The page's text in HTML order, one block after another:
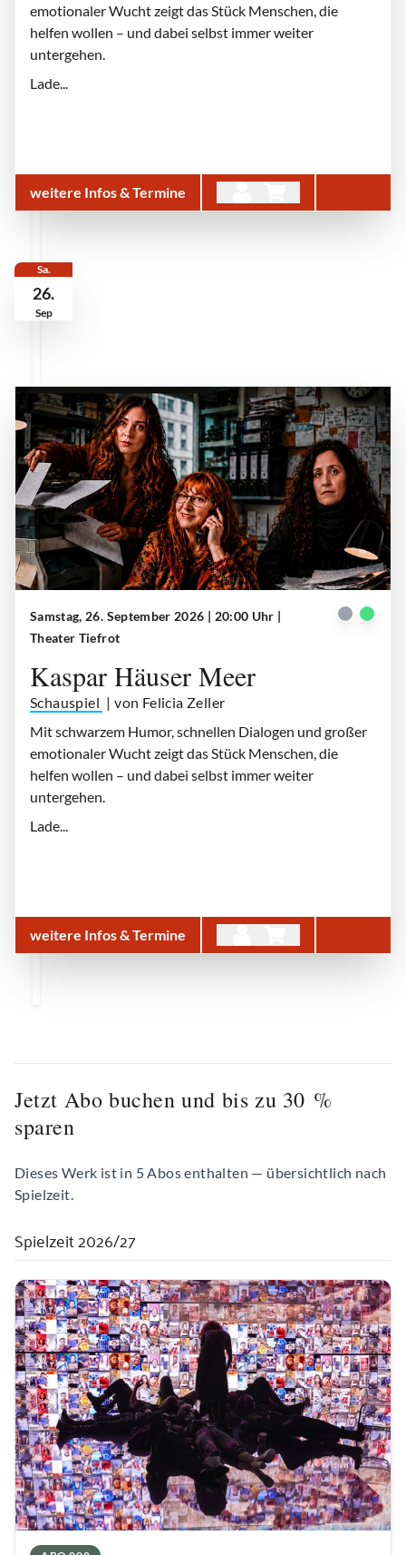
emotionaler Wucht zeigt das Stück Menschen, die
helfen wollen – und dabei selbst immer weiter
untergehen.
Lade...
weitere Infos & Termine
Sa.
26.
Sep
Samstag, 26. September 2026 | 20:00 Uhr |
Theater Tiefrot
Kaspar Häuser Meer
Schauspiel | von Felicia Zeller
Mit schwarzem Humor, schnellen Dialogen und großer
emotionaler Wucht zeigt das Stück Menschen, die
helfen wollen – und dabei selbst immer weiter
untergehen.
Lade...
weitere Infos & Termine
Jetzt Abo buchen und bis zu 30 %
sparen
Dieses Werk ist in 5 Abos enthalten — übersichtlich nach
Spielzeit.
Spielzeit 2026/27